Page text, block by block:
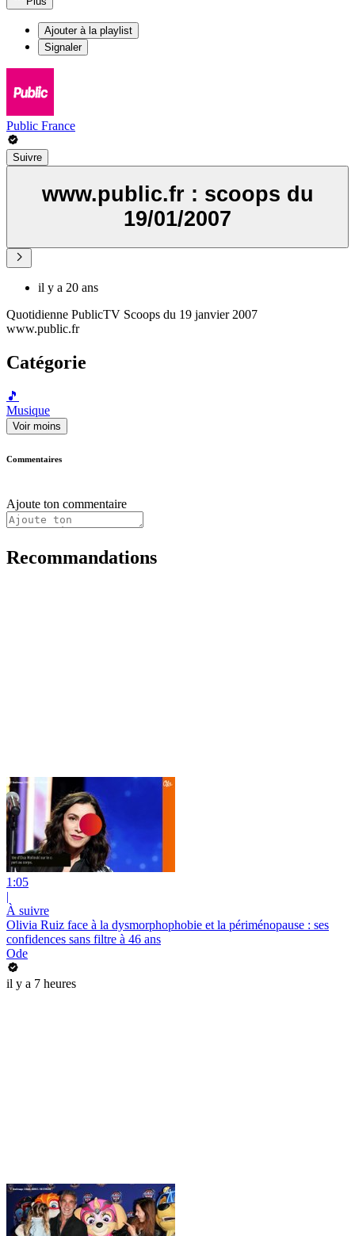
Ajouter à la playlist
Signaler
Public France
Suivre
www.public.fr : scoops du
19/01/2007
il y a 20 ans
Quotidienne PublicTV Scoops du 19 janvier 2007
www.public.fr
Catégorie
🎵
Musique
Voir moins
Commentaires
Ajoute ton commentaire
Recommandations
1:05
|
À suivre
Olivia Ruiz face à la dysmorphophobie et la périménopause : ses
confidences sans filtre à 46 ans
Ode
il y a 7 heures